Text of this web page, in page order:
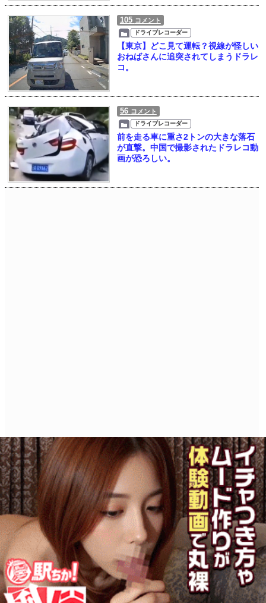
105 コメント
ドライブレコーダー
【東京】どこ見て運転？視線が怪しい
おねばさんに追突されてしまうドラレ
コ。
56 コメント
ドライブレコーダー
前を走る車に重さ2トンの大きな落石
が直撃。中国で撮影されたドラレコ動
画が恐ろしい。